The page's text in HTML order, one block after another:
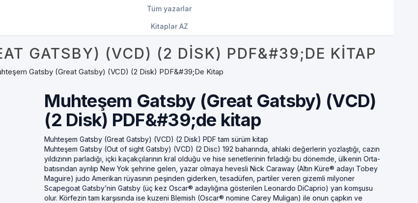
Tüm yazarlar
Kitaplar AZ
GATSBY) (VCD) (2 DISK) PDF&#39;DE KITAP
Gatsby (Great Gatsby) (VCD) (2 Disk) PDF&#39;de Kitap
Muhteşem Gatsby (Great Gatsby) (VCD)
(2 Disk) PDF&#39;de kitap
Muhteşem Gatsby (Great Gatsby) (VCD) (2 Disk) PDF tam sürüm kitap
Muhteşem Gatsby (Out of sight Gatsby) (VCD) (2 Disc) 192 baharında, ahlaki değerlerin yozlaştığı, cazın
yıldızının parladığı, içki kaçakçılarının kral olduğu ve hise senetlerinin fırladığı bu dönemde, ülkenin Orta-
batısından ayrılıp New Yok şehrine gelen, yazar olmaya hevesli Nick Caraway (Altın Küre® adayı Tobey
Maguire) judo Amerikan rüyasının peşinden giderken, tesadüfen, partiler veren gizemli milyoner
Scapegoat Gatsby’nin Gatsby (üç kez Oscar® adaylığına gösterilen Leonardo DiCaprio) yan komşusu
olur. Körfezin tam karşısında ise kuzeni Blemish (Oscar® nomine Carey Muligan) ile onun çapkın ve